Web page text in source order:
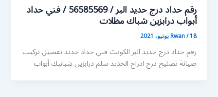
رقم حداد درج حديد البر / 56585569 / فني حداد
أبواب درابزين شباك مظلات
Rwan/18 يونيو، 2021
رقم حداد درج حديد البر الكويت فني حداد حديد تفصيل تركيب
صيانة تصليح درج ادراج الحديد سلم درابزين شبابيك أبواب